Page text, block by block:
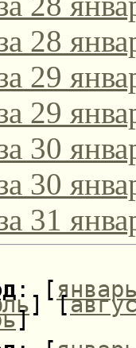
28
29
29
30
30
31
: [
] [
]